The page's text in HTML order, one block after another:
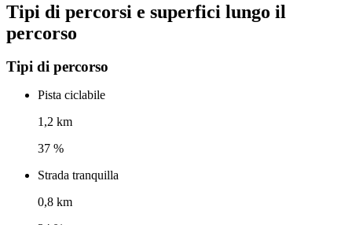
Tipi di percorsi e superfici lungo il
percorso
Tipi di percorso
Pista ciclabile
1,2 km
37 %
Strada tranquilla
0,8 km